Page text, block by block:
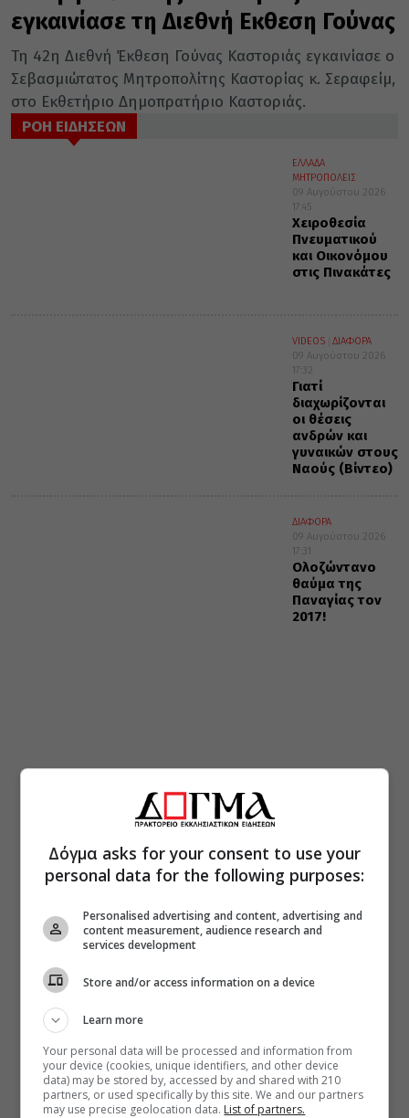
εγκαινίασε τη Διεθνή Εκθεση Γούνας
Τη 42η Διεθνή Έκθεση Γούνας Καστοριάς εγκαινίασε ο
Σεβασμιώτατος Μητροπολίτης Καστορίας κ. Σεραφείμ,
στο Εκθετήριο Δημοπρατήριο Καστοριάς.
ΡΟΗ ΕΙΔΗΣΕΩΝ
ΕΛΛΑΔΑ
ΜΗΤΡΟΠΟΛΕΙΣ
09 Αυγούστου 2026
17:45
Χειροθεσία
Πνευματικού
και Οικονόμου
στις Πινακάτες
VIDEOS
ΔΙΑΦΟΡΑ
09 Αυγούστου 2026
17:32
Γιατί
διαχωρίζονται
οι θέσεις
ανδρών και
γυναικών στους
Ναούς (Βίντεο)
ΔΙΑΦΟΡΑ
09 Αυγούστου 2026
17:31
Ολοζώντανο
θαύμα της
Παναγίας τον
2017!
Δόγμα asks for your consent to use your
personal data for the following purposes:
Personalised advertising and content, advertising and
content measurement, audience research and
services development
Store and/or access information on a device
Learn more
Your personal data will be processed and information from
your device (cookies, unique identifiers, and other device
data) may be stored by, accessed by and shared with 210
partners, or used specifically by this site. We and our partners
may use precise geolocation data. List of partners.